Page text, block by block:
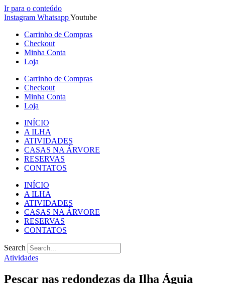
Ir para o conteúdo
Instagram WhatsappYoutube
Carrinho de Compras
Checkout
Minha Conta
Loja
Carrinho de Compras
Checkout
Minha Conta
Loja
INÍCIO
A ILHA
ATIVIDADES
CASAS NA ÁRVORE
RESERVAS
CONTATOS
INÍCIO
A ILHA
ATIVIDADES
CASAS NA ÁRVORE
RESERVAS
CONTATOS
Search
Atividades
Pescar nas redondezas da Ilha Águia